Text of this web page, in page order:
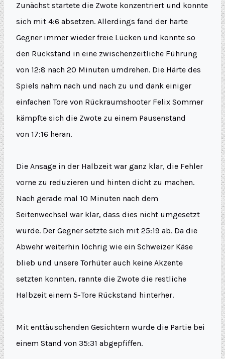
Zunächst startete die Zwote konzentriert und konnte
sich mit 4:6 absetzen. Allerdings fand der harte
Gegner immer wieder freie Lücken und konnte so
den Rückstand in eine zwischenzeitliche Führung
von 12:8 nach 20 Minuten umdrehen. Die Härte des
Spiels nahm nach und nach zu und dank einiger
einfachen Tore von Rückraumshooter Felix Sommer
kämpfte sich die Zwote zu einem Pausenstand
von 17:16 heran.
Die Ansage in der Halbzeit war ganz klar, die Fehler
vorne zu reduzieren und hinten dicht zu machen.
Nach gerade mal 10 Minuten nach dem
Seitenwechsel war klar, dass dies nicht umgesetzt
wurde. Der Gegner setzte sich mit 25:19 ab. Da die
Abwehr weiterhin löchrig wie ein Schweizer Käse
blieb und unsere Torhüter auch keine Akzente
setzten konnten, rannte die Zwote die restliche
Halbzeit einem 5-Tore Rückstand hinterher.
Mit enttäuschenden Gesichtern wurde die Partie bei
einem Stand von 35:31 abgepfiffen.